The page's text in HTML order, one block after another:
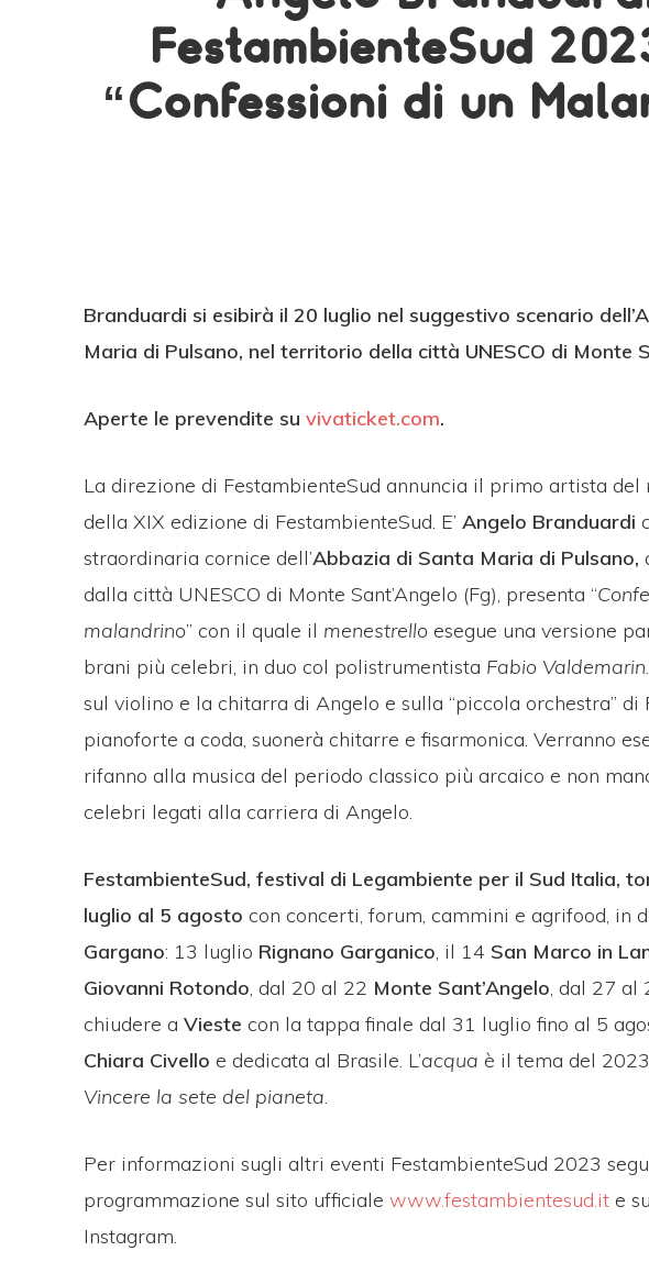
FestambienteSud
“Confessioni di un
Branduardi si esibirà il 20 luglio nel suggestivo scenario
Maria di Pulsano, nel territorio della città UNESCO di Monte
Aperte le prevendite su vivaticket.com.
La direzione di FestambienteSud annuncia il primo artista del
della XIX edizione di FestambienteSud. E’ Angelo Branduardi
straordinaria cornice dell’Abbazia di Santa Maria di Pulsano,
dalla città UNESCO di Monte Sant’Angelo (Fg), presenta “
malandrino” con il quale il menestrello esegue una versione
brani più celebri, in duo col polistrumentista Fabio Valdemarin
sul violino e la chitarra di Angelo e sulla “piccola orchestra” di
pianoforte a coda, suonerà chitarre e fisarmonica. Verranno
rifanno alla musica del periodo classico più arcaico e non
celebri legati alla carriera di Angelo.
FestambienteSud, festival di Legambiente per il Sud Italia,
luglio al 5 agosto con concerti, forum, cammini e agrifood, in
Gargano: 13 luglio Rignano Garganico, il 14 San Marco in
Giovanni Rotondo, dal 20 al 22 Monte Sant’Angelo, dal 27 al
chiudere a Vieste con la tappa finale dal 31 luglio fino al 5
Chiara Civello e dedicata al Brasile. L’acqua è il tema del
Vincere la sete del pianeta.
Per informazioni sugli altri eventi FestambienteSud 2023
programmazione sul sito ufficiale www.festambientesud.it e
Instagram.